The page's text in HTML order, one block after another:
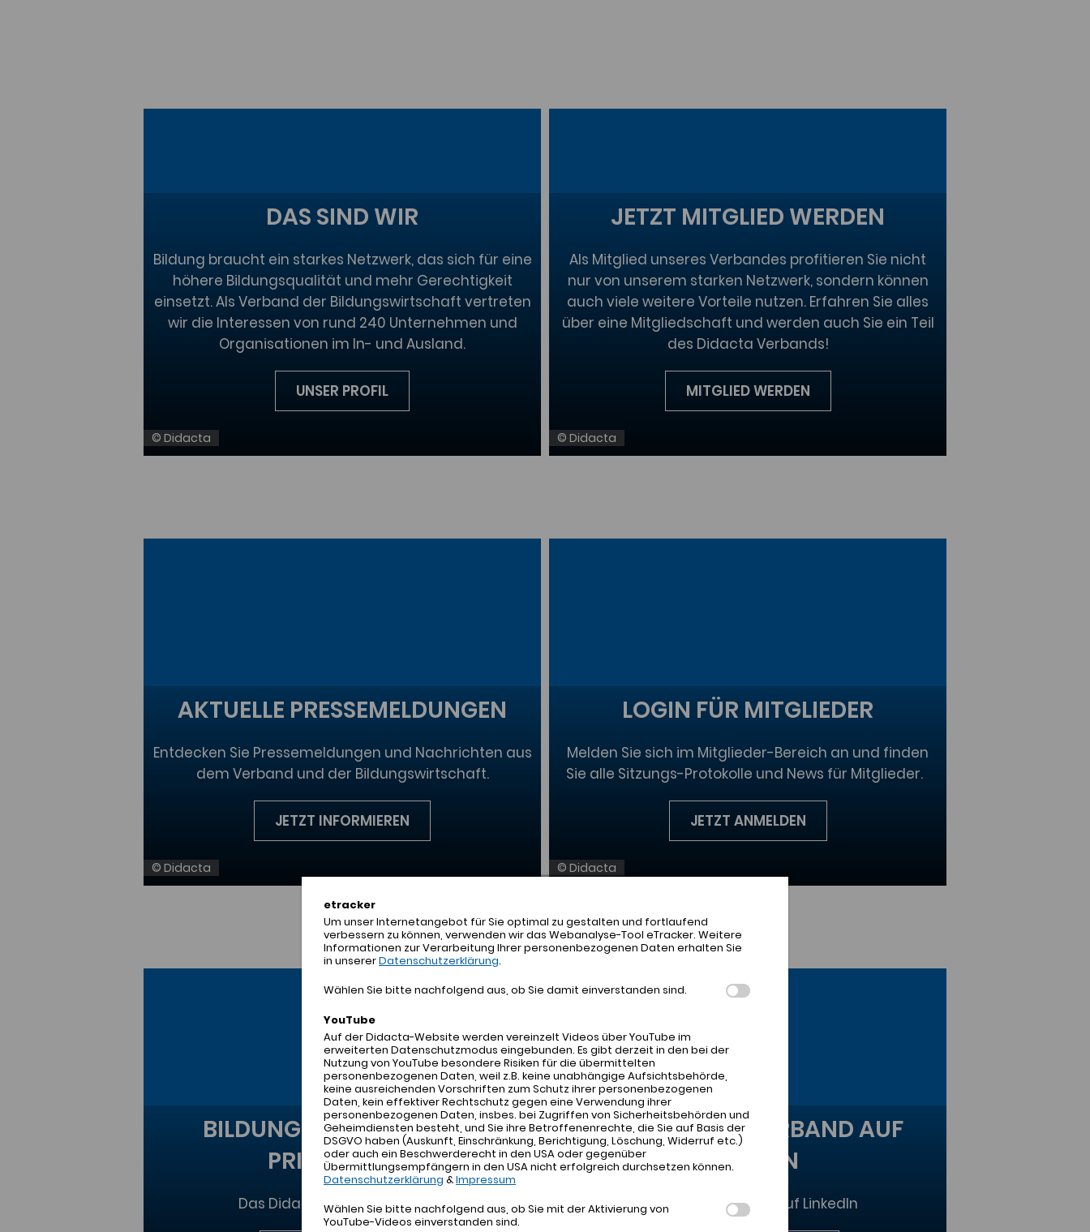
DAS SIND WIR
Bildung braucht ein starkes Netzwerk, das sich für eine
höhere Bildungsqualität und mehr Gerechtigkeit
einsetzt. Als Verband der Bildungswirtschaft vertreten
wir die Interessen von rund 240 Unternehmen und
Organisationen im In- und Ausland.
UNSER PROFIL
© Didacta
JETZT MITGLIED WERDEN
Als Mitglied unseres Verbandes profitieren Sie nicht
nur von unserem starken Netzwerk, sondern können
auch viele weitere Vorteile nutzen. Erfahren Sie alles
über eine Mitgliedschaft und werden auch Sie ein Teil
des Didacta Verbands!
MITGLIED WERDEN
© Didacta
AKTUELLE PRESSEMELDUNGEN
Entdecken Sie Pressemeldungen und Nachrichten aus
dem Verband und der Bildungswirtschaft.
JETZT INFORMIEREN
© Didacta
LOGIN FÜR MITGLIEDER
Melden Sie sich im Mitglieder-Bereich an und finden
Sie alle Sitzungs-Protokolle und News für Mitglieder.
JETZT ANMELDEN
© Didacta
BILDUNG IN ONLINE- UND
PRINTMEDIEN
Das Didacta-Mediennetzwerk
DER DIDACTA VERBAND AUF
LINKEDIN
Folgen Sie uns auch auf LinkedIn
etracker
Um unser Internetangebot für Sie optimal zu gestalten und fortlaufend
verbessern zu können, verwenden wir das Webanalyse-Tool eTracker. Weitere
Informationen zur Verarbeitung Ihrer personenbezogenen Daten erhalten Sie
in unsererDatenschutzerklärung.
Wählen Sie bitte nachfolgend aus, ob Sie damit einverstanden sind.
YouTube
Auf der Didacta-Website werden vereinzelt Videos über YouTube im
erweiterten Datenschutzmodus eingebunden. Es gibt derzeit in den bei der
Nutzung von YouTube besondere Risiken für die übermittelten
personenbezogenen Daten, weil z.B. keine unabhängige Aufsichtsbehörde,
keine ausreichenden Vorschriften zum Schutz ihrer personenbezogenen
Daten, kein effektiver Rechtschutz gegen eine Verwendung ihrer
personenbezogenen Daten, insbes. bei Zugriffen von Sicherheitsbehörden und
Geheimdiensten besteht, und Sie ihre Betroffenenrechte, die Sie auf Basis der
DSGVO haben (Auskunft, Einschränkung, Berichtigung, Löschung, Widerruf etc.)
oder auch ein Beschwerderecht in den USA oder gegenüber
Übermittlungsempfängern in den USA nicht erfolgreich durchsetzen können.
Datenschutzerklärung &Impressum
Wählen Sie bitte nachfolgend aus, ob Sie mit der Aktivierung von
YouTube-Videos einverstanden sind.